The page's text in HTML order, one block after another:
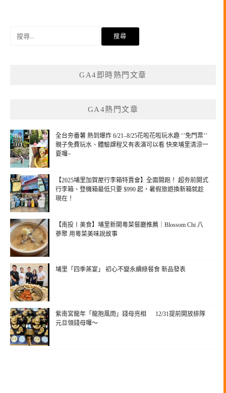
GA4即時熱門文章
GA4熱門文章
全台夯番薯 熱到爆炸 6/21–8/25花啦花啦玩水趣 ‘’免門票’’
親子免費玩水、體驗課程又有表演可以看 快來埔里清涼一
夏囉~
【2025埔里加賀屋行李箱特賣會】全面開跑！ 超夯前開式
行李箱、登機箱最低只要 $990 起，暑假旅遊換新箱就趁
現在！
【南投〡美食】埔里新開粵菜餐廳推薦｜Blossom Chi 八
蔘聚 用粵菜美味說故事
埔里「四季蒸宴」 初心不變永續綠餐食 新品發表
紫南宮龍年「龍抱風雨」錢母亮相 12/31提前開放排隊
元旦領錢母囉～